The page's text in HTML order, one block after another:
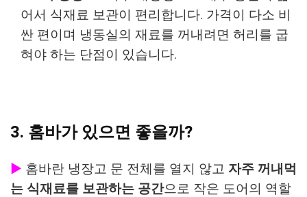
어서 식재료 보관이 편리합니다. 가격이 다소 비
싼 편이며 냉동실의 재료를 꺼내려면 허리를 굽
혀야 하는 단점이 있습니다.
3. 홈바가 있으면 좋을까?
▶ 홈바란 냉장고 문 전체를 열지 않고 자주 꺼내먹
는 식재료를 보관하는 공간으로 작은 도어의 역할